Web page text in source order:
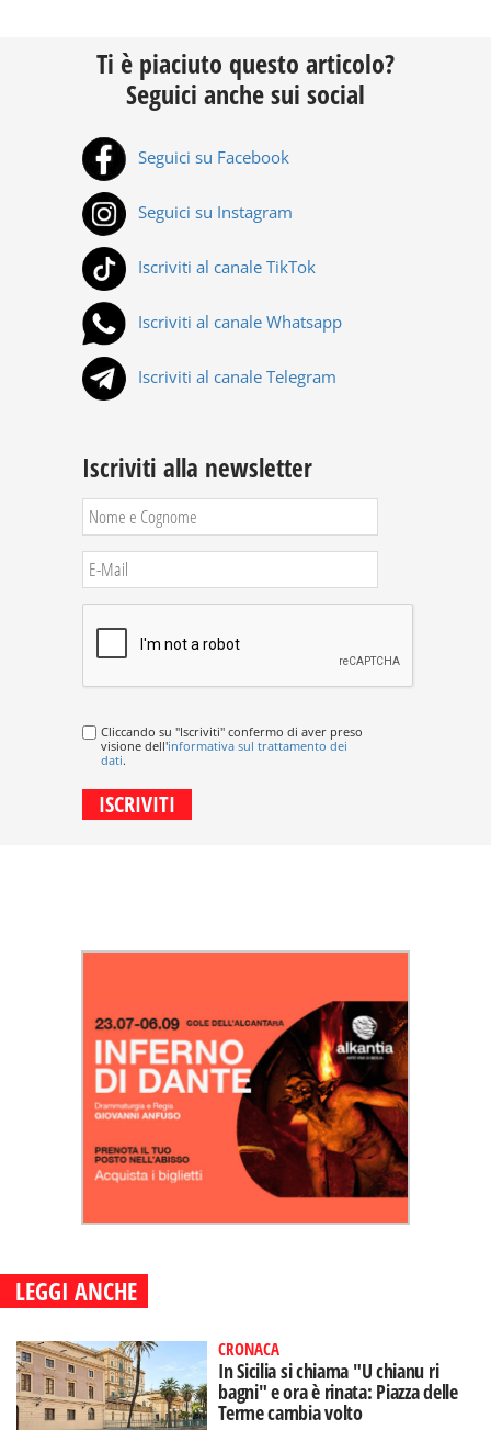
Ti è piaciuto questo articolo?
Seguici anche sui social
Seguici su Facebook
Seguici su Instagram
Iscriviti al canale TikTok
Iscriviti al canale Whatsapp
Iscriviti al canale Telegram
Iscriviti alla newsletter
Cliccando su "Iscriviti" confermo di aver preso
visione dell'informativa sul trattamento dei
dati.
LEGGI ANCHE
CRONACA
In Sicilia si chiama "U chianu ri
bagni" e ora è rinata: Piazza delle
Terme cambia volto